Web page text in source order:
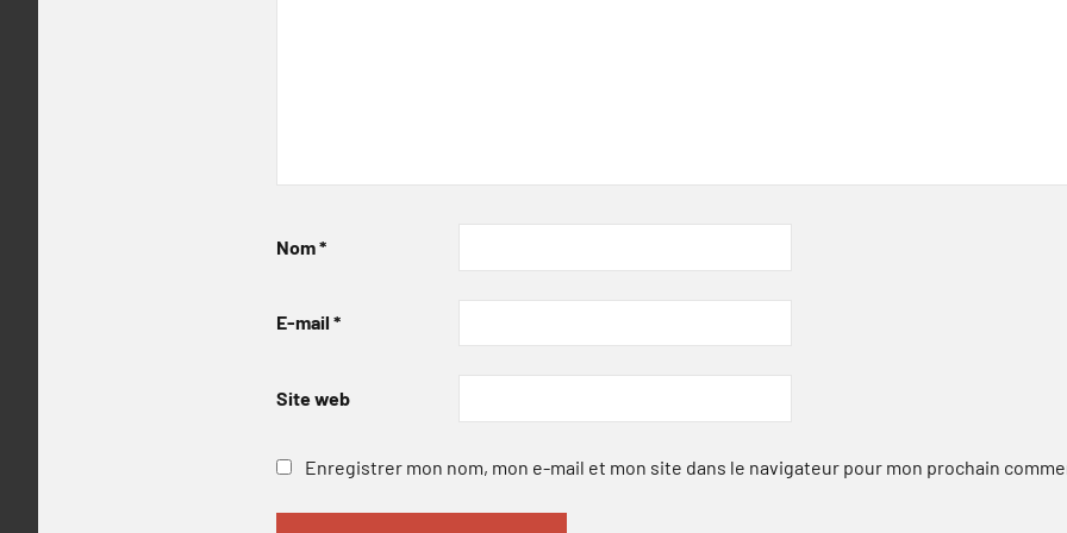
Nom*
E-mail *
Site web
Enregistrer mon nom, mon e-mail et mon site dans le navigateur pour mon prochain